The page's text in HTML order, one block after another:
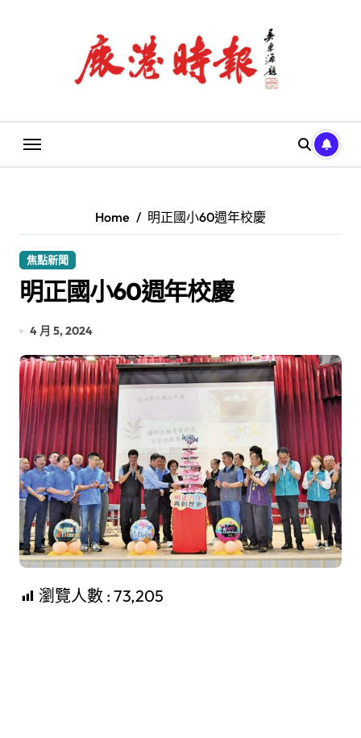
Home 明正國小60週年校慶
焦點新聞
明正國小60週年校慶
4 月 5, 2024
瀏覽人數 : 73,205